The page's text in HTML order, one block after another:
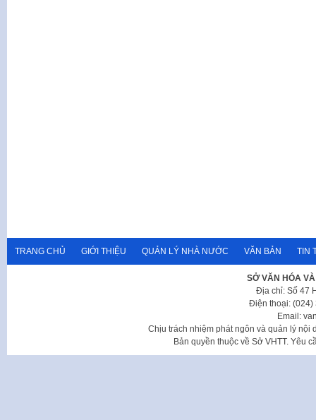
TRANG CHỦ GIỚI THIỆU QUẢN LÝ NHÀ NƯỚC VĂN BẢN TIN
SỞ VĂN HÓA
Địa chỉ: Số 47
Điện thoại: (024)
Email:
Chịu trách nhiệm phát ngôn và quản lý nội
Bản quyền thuộc về Sở VHTT. Yêu